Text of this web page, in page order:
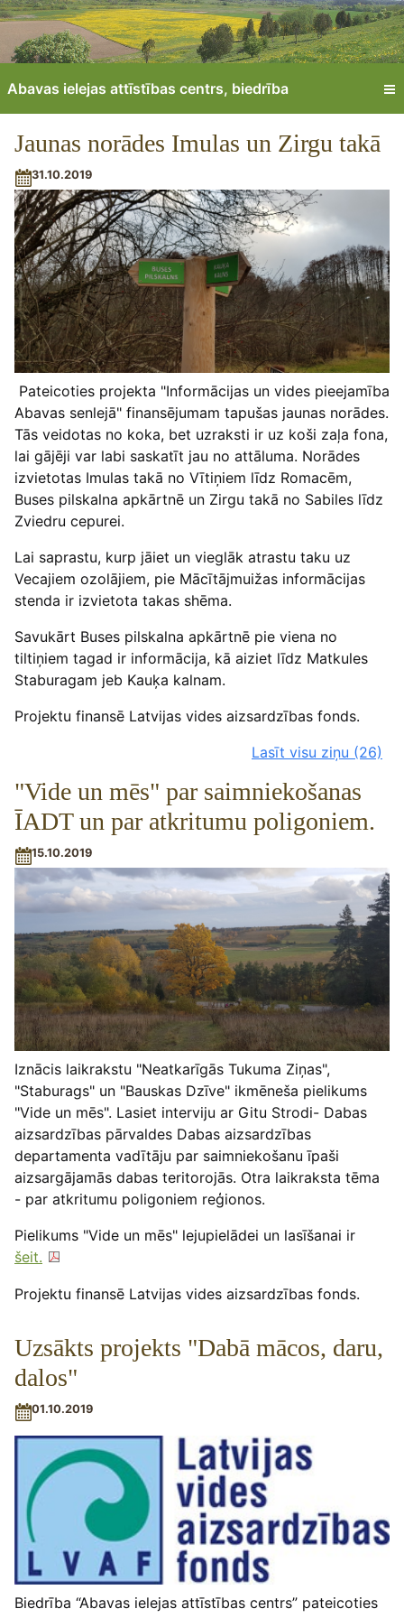
Abavas ielejas attīstības centrs, biedrība
Jaunas norādes Imulas un Zirgu takā
31.10.2019
Pateicoties projekta "Informācijas un vides pieejamība
Abavas senlejā" finansējumam tapušas jaunas norādes.
Tās veidotas no koka, bet uzraksti ir uz koši zaļa fona,
lai gājēji var labi saskatīt jau no attāluma. Norādes
izvietotas Imulas takā no Vītiņiem līdz Romacēm,
Buses pilskalna apkārtnē un Zirgu takā no Sabiles līdz
Zviedru cepurei.
Lai saprastu, kurp jāiet un vieglāk atrastu taku uz
Vecajiem ozolājiem, pie Mācītājmuižas informācijas
stenda ir izvietota takas shēma.
Savukārt Buses pilskalna apkārtnē pie viena no
tiltiņiem tagad ir informācija, kā aiziet līdz Matkules
Staburagam jeb Kauķa kalnam.
Projektu finansē Latvijas vides aizsardzības fonds.
Lasīt visu ziņu (26)
"Vide un mēs" par saimniekošanas
ĪADT un par atkritumu poligoniem.
15.10.2019
Iznācis laikrakstu "Neatkarīgās Tukuma Ziņas",
"Staburags" un "Bauskas Dzīve" ikmēneša pielikums
"Vide un mēs". Lasiet interviju ar Gitu Strodi- Dabas
aizsardzības pārvaldes Dabas aizsardzības
departamenta vadītāju par saimniekošanu īpaši
aizsargājamās dabas teritorojās. Otra laikraksta tēma
- par atkritumu poligoniem reģionos.
Pielikums "Vide un mēs" lejupielādei un lasīšanai ir
šeit.
Projektu finansē Latvijas vides aizsardzības fonds.
Uzsākts projekts "Dabā mācos, daru,
dalos"
01.10.2019
Biedrība “Abavas ielejas attīstības centrs” pateicoties